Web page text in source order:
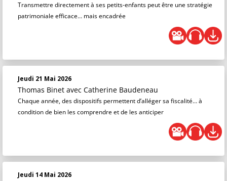
Transmettre directement à ses petits-enfants peut être une stratégie
patrimoniale efficace… mais encadrée
Jeudi 21 Mai 2026
Thomas Binet avec Catherine Baudeneau
Chaque année, des dispositifs permettent d’alléger sa fiscalité… à
condition de bien les comprendre et de les anticiper
Jeudi 14 Mai 2026